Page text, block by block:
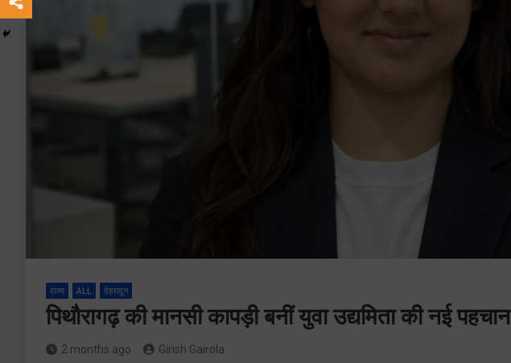
राज्य ALL देहरादून
पिथौरागढ़ की मानसी कापड़ी बनीं युवा उद्यमिता की नई पहचान
2 months ago Girish Gairola